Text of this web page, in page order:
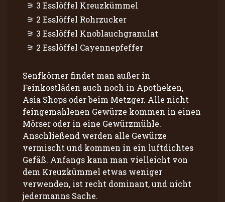
3 Esslöffel Kreuzkümmel
2 Esslöffel Rohrzucker
3 Esslöffel Knoblauchgranulat
2 Esslöffel Cayennepfeffer
Senfkörner findet man außer in
Feinkostläden auch noch in Apotheken,
Asia Shops oder beim Metzger. Alle nicht
feingemahlenen Gewürze kommen in einen
Mörser oder in eine Gewürzmühle.
Anschließend werden alle Gewürze
vermischt und kommen in ein luftdichtes
Gefäß. Anfangs kann man vielleicht von
dem Kreuzkümmel etwas weniger
verwenden, ist recht dominant, und nicht
jedermanns Sache.